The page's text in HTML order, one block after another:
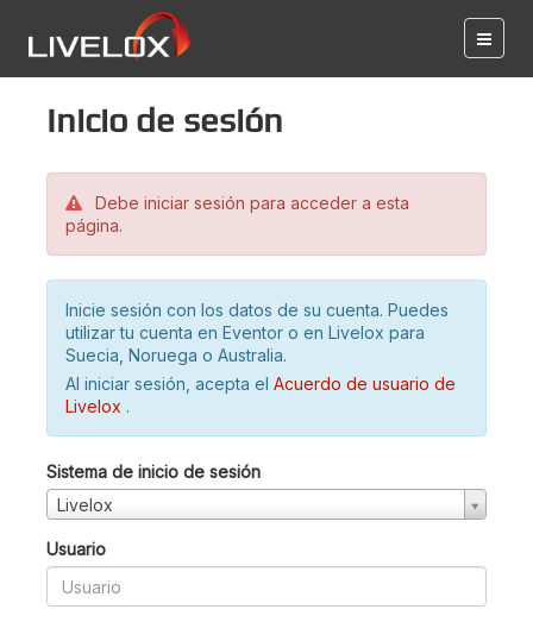
Inicio de sesión
Debe iniciar sesión para acceder a esta
página.
Inicie sesión con los datos de su cuenta. Puedes
utilizar tu cuenta en Eventor o en Livelox para
Suecia, Noruega o Australia.
Al iniciar sesión, acepta el Acuerdo de usuario de
Livelox .
Sistema de inicio de sesión
Livelox
Usuario